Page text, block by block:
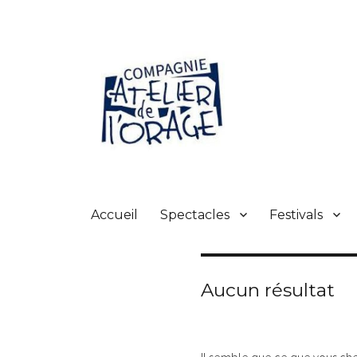
Accueil Spectacles Festivals
Aucun résultat